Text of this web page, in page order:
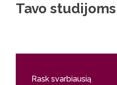
Tavo
Rask svarbiausią